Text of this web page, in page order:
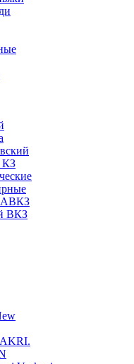
КЗ
АВКЗ
ВКЗ